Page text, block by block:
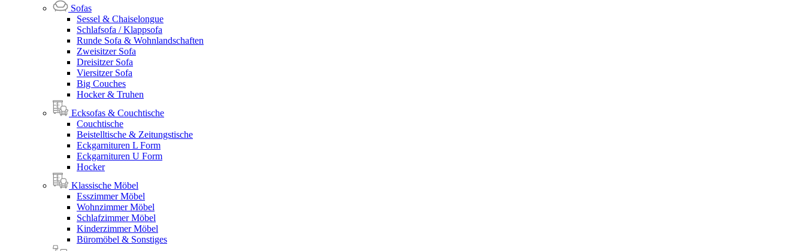
Sofas
Sessel & Chaiselongue
Schlafsofa / Klappsofa
Runde Sofa & Wohnlandschaften
Zweisitzer Sofa
Dreisitzer Sofa
Viersitzer Sofa
Big Couches
Hocker & Truhen
Ecksofas & Couchtische
Couchtische
Beistelltische & Zeitungstische
Eckgarnituren L Form
Eckgarnituren U Form
Hocker
Klassische Möbel
Esszimmer Möbel
Wohnzimmer Möbel
Schlafzimmer Möbel
Kinderzimmer Möbel
Büromöbel & Sonstiges